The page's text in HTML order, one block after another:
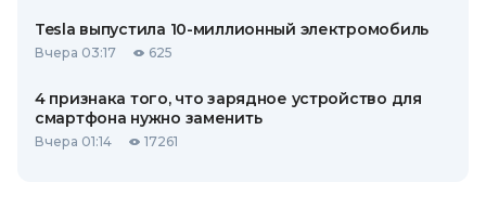
Tesla выпустила 10-миллионный электромобиль
Вчера 03:17 625
4 признака того, что зарядное устройство для
смартфона нужно заменить
Вчера 01:14 17261